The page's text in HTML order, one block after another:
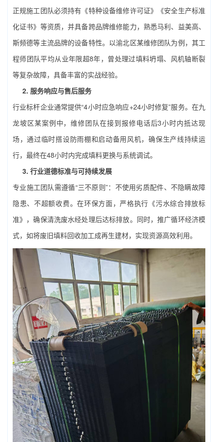
正规施工团队必须持有《特种设备维修许可证》《安全生产标准
化证书》等资质，并具备跨品牌维修能力，熟悉马利、益美高、
斯频德等主流品牌的设备特性。以渝北区某维修团队为例，其工
程师团队平均从业年限超8年，曾处理过填料坍塌、风机轴断裂
等复杂故障，具备丰富的实战经验。
2. 服务响应与售后服务
行业标杆企业通常提供“4小时应急响应+24小时修复”服务。在九
龙坡区某案例中，维修团队在接到报修电话后3小时内抵达现
场，通过临时搭设防雨棚和启动备用风机，确保生产线持续运
行，最终在48小时内完成填料更换与系统调试。
3. 行业道德标准与可持续发展
专业施工团队需遵循“三不原则”：不使用劣质配件、不隐瞒故障
隐患、不超额收费。在环保方面，严格执行《污水综合排放标
准》，确保清洗废水经处理后达标排放。同时，推广循环经济模
式，如将废旧填料回收加工成再生建材，实现资源高效利用。